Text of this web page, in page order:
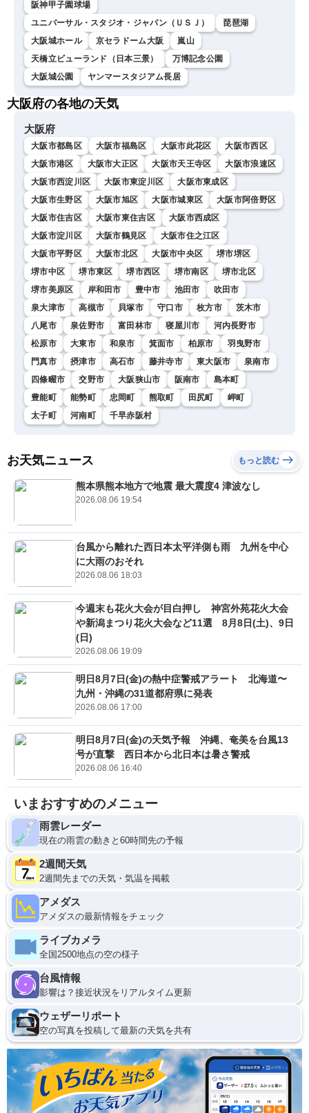
阪神甲子園球場
ユニバーサル・スタジオ・ジャパン（ＵＳＪ）
琵琶湖
大阪城ホール
京セラドーム大阪
嵐山
天橋立ビューランド（日本三景）
万博記念公園
大阪城公園
ヤンマースタジアム長居
大阪府の各地の天気
大阪府
大阪市都島区 大阪市福島区 大阪市此花区
大阪市西区
大阪市港区
大阪市大正区 大阪市天王寺区
大阪市浪速区
大阪市西淀川区
大阪市東淀川区
大阪市東成区
大阪市生野区
大阪市旭区 大阪市城東区
大阪市阿倍野区
大阪市住吉区
大阪市東住吉区
大阪市西成区
大阪市淀川区
大阪市鶴見区
大阪市住之江区
大阪市平野区
大阪市北区 大阪市中央区
堺市堺区
堺市中区
堺市東区 堺市西区 堺市南区
堺市北区
堺市美原区
岸和田市 豊中市 池田市
吹田市
泉大津市
高槻市 貝塚市 守口市 枚方市
茨木市
八尾市
泉佐野市 富田林市 寝屋川市
河内長野市
松原市
大東市 和泉市 箕面市 柏原市
羽曳野市
門真市
摂津市 高石市 藤井寺市 東大阪市
泉南市
四條畷市
交野市 大阪狭山市 阪南市
島本町
豊能町
能勢町 忠岡町 熊取町 田尻町
岬町
太子町
河南町 千早赤阪村
お天気ニュース もっと読む
熊本県熊本地方で地震 最大震度4 津波なし
2026.08.06 19:54
台風から離れた西日本太平洋側も雨 九州を中心
に大雨のおそれ
2026.08.06 18:03
今週末も花火大会が目白押し 神宮外苑花火大会
や新潟まつり花火大会など11選 8月8日(土)、9日
(日)
2026.08.06 19:09
明日8月7日(金)の熱中症警戒アラート 北海道〜
九州・沖縄の31道都府県に発表
2026.08.06 17:00
明日8月7日(金)の天気予報 沖縄、奄美を台風13
号が直撃 西日本から北日本は暑さ警戒
2026.08.06 16:40
いまおすすめのメニュー
雨雲レーダー
現在の雨雲の動きと60時間先の予報
2週間天気
2週間先までの天気・気温を掲載
アメダス
アメダスの最新情報をチェック
ライブカメラ
全国2500地点の空の様子
台風情報
影響は？接近状況をリアルタイム更新
ウェザーリポート
空の写真を投稿して最新の天気を共有